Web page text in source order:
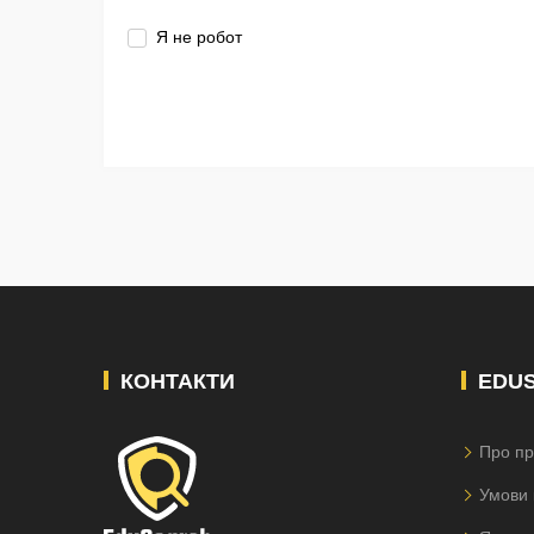
Я не робот
КОНТАКТИ
Про
Умови